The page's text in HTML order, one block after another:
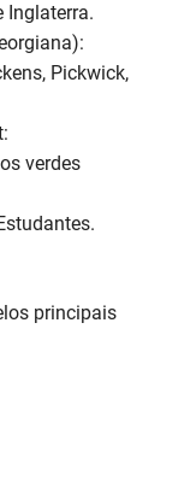
Inglaterra.
Pickwick,
verdes
principais